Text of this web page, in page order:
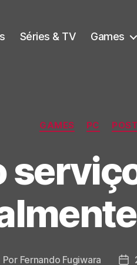
Séries & TV Games
GAMES PC
Por Fernando Fugiwara